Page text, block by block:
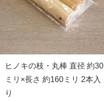
ヒノキの枝・丸棒 直径 約30
ミリ×長さ 約160ミリ 2本入
り